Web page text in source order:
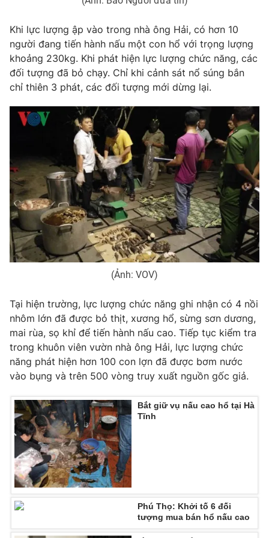
Video Shorts video
VTV Money VTV Thể thao
VTV Sức khoẻ Bất động sản
Thị trường 24h Tấm lòng Việt
VTV4 Vươn mình bằng AI
VTV9 VTV8
Liên hệ tòa soạn English
THỜI BÁO VTV
Theo dõi báo trên
Cơ quan chủ quản: Đài Truyền hình Việt Nam
Cơ quan báo chí:Thời báo VTV
Giấy phép hoạt động báo in và báo điện tử số 483/GP-BTTTT
cấp ngày 29/12/2023
Tổng Biên tập:Vũ Thanh Thủy
Phó Tổng Biên tập:Nguyễn Thị Mỹ Hạnh, Phạm Quốc Thắng,
Nguyễn Trọng Ninh
Tổng đài VTV:024.38 355 931 - 024.38 355 932
Khi lực lượng ập vào trong nhà ông Hải, có hơn 10
người đang tiến hành nấu một con hổ với trọng lượng
khoảng 230kg. Khi phát hiện lực lượng chức năng, các
đối tượng đã bỏ chạy. Chỉ khi cảnh sát nổ súng bắn
chỉ thiên 3 phát, các đối tượng mới dừng lại.
(Ảnh: VOV)
Tại hiện trường, lực lượng chức năng ghi nhận có 4 nồi
nhôm lớn đã được bỏ thịt, xương hổ, sừng sơn dương,
mai rùa, sọ khỉ để tiến hành nấu cao. Tiếp tục kiểm tra
trong khuôn viên vườn nhà ông Hải, lực lượng chức
năng phát hiện hơn 100 con lợn đã được bơm nước
vào bụng và trên 500 vòng truy xuất nguồn gốc giả.
Bắt giữ vụ nấu cao hổ tại Hà
Tĩnh
Phú Thọ: Khởi tố 6 đối
tượng mua bán hổ nấu cao